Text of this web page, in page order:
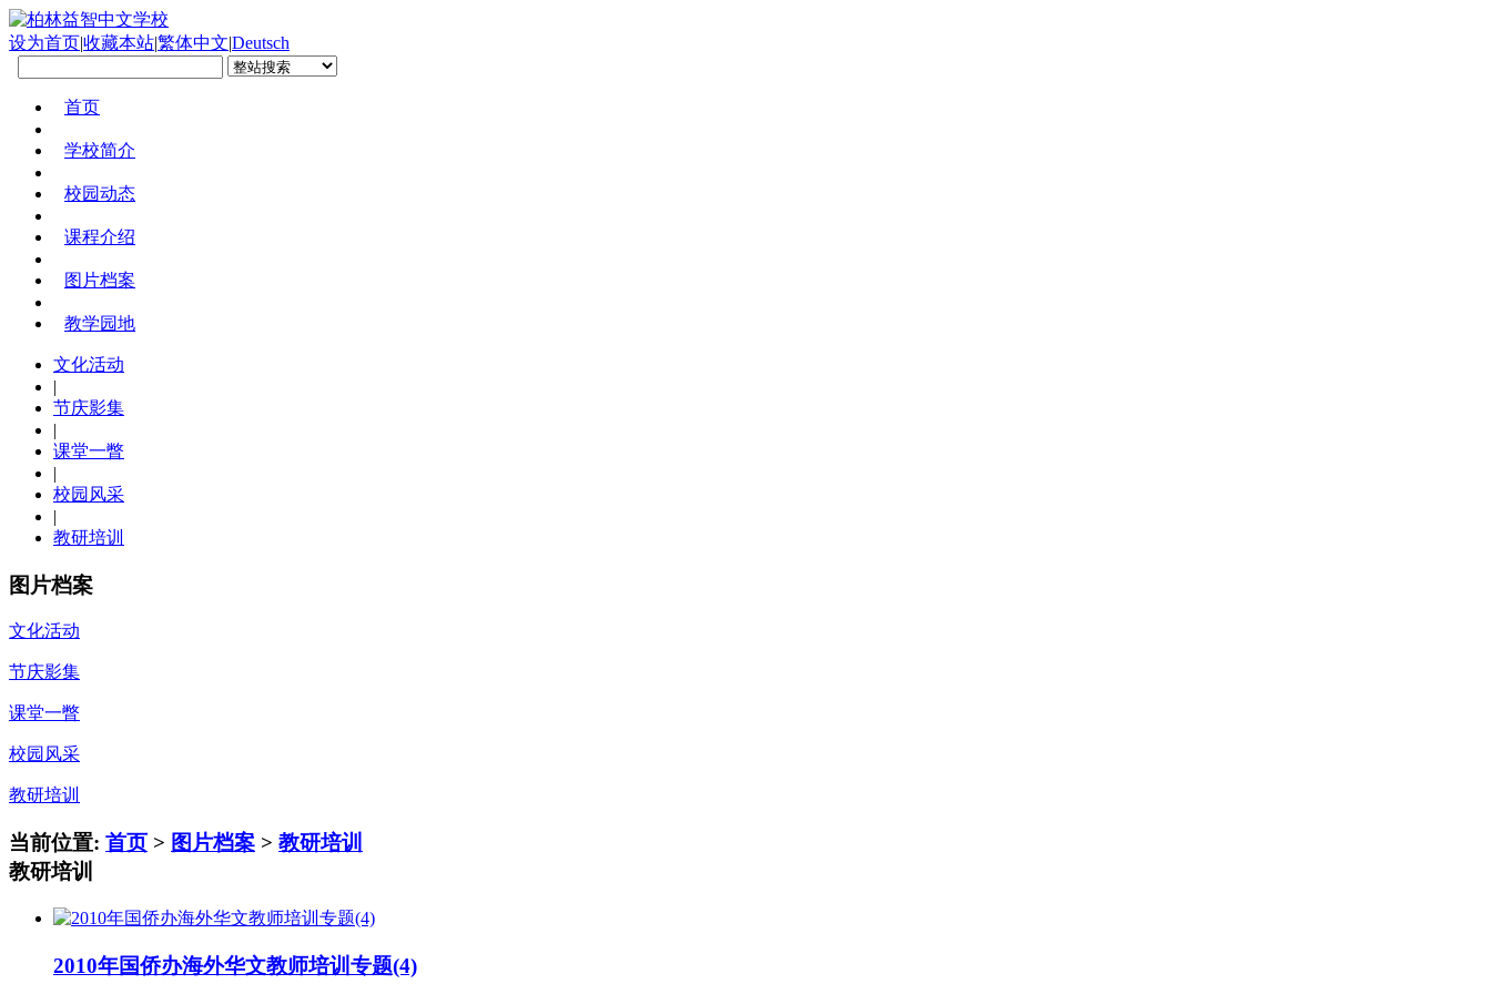
设为首页|收藏本站|繁体中文|Deutsch
首页
学校简介
校园动态
课程介绍
图片档案
教学园地
文化活动
|
节庆影集
|
课堂一瞥
|
校园风采
|
教研培训
图片档案
文化活动
节庆影集
课堂一瞥
校园风采
教研培训
当前位置: 首页 > 图片档案 > 教研培训
教研培训
2010年国侨办海外华文教师培训专题(4)